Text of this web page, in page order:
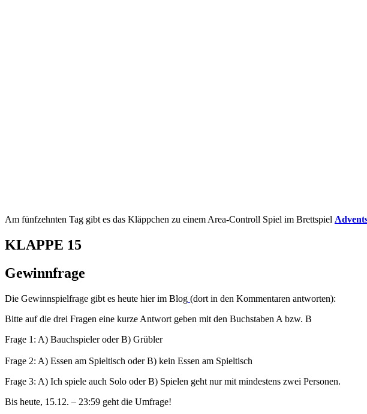
Am fünfzehnten Tag gibt es das Kläppchen zu einem Area-Controll Spiel im Brettspiel
KLAPPE 15
Gewinnfrage
Die Gewinnspielfrage gibt es heute hier im Blog (dort in den Kommentaren antworten):
Bitte auf die drei Fragen eine kurze Antwort geben mit den Buchstaben A bzw. B
Frage 1: A) Bauchspieler oder B) Grübler
Frage 2: A) Essen am Spieltisch oder B) kein Essen am Spieltisch
Frage 3: A) Ich spiele auch Solo oder B) Spielen geht nur mit mindestens zwei Personen.
Bis heute, 15.12. – 23:59 geht die Umfrage!